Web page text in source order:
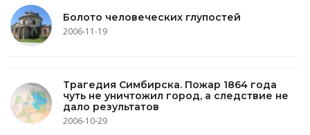
Болото человеческих глупостей
2006-11-19
Трагедия Симбирска. Пожар 1864 года
чуть не уничтожил город, а следствие не
дало результатов
2006-10-29